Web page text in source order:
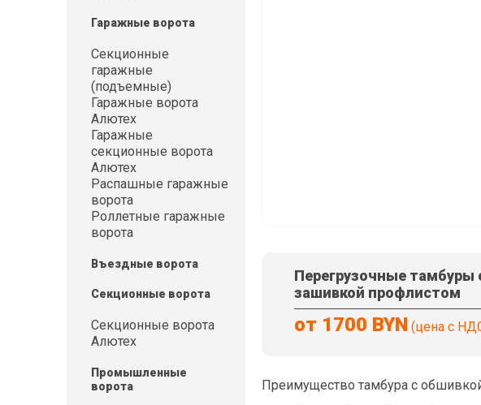
Гаражные ворота
Секционные
гаражные
(подъемные)
Гаражные ворота
Алютех
Гаражные
секционные ворота
Алютех
Распашные гаражные
ворота
Роллетные гаражные
ворота
Въездные ворота
Секционные ворота
Секционные ворота
Алютех
Промышленные
ворота
Перегрузочные тамбуры
зашивкой профлистом
от 1700 BYN (цена с
Преимущество тамбура с